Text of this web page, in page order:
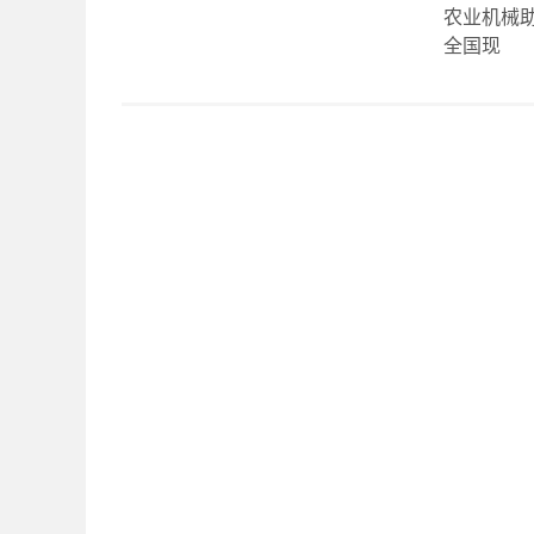
农业机械
全国现